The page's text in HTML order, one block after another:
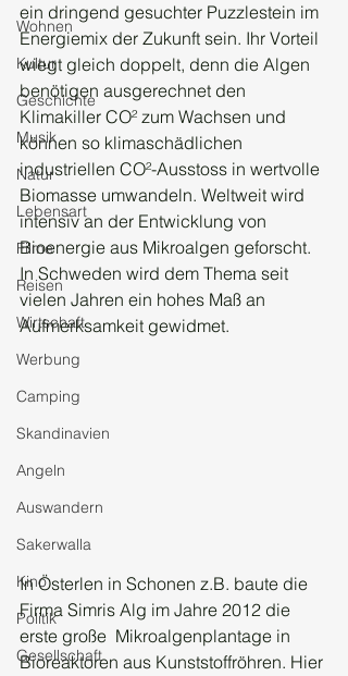
Wohnen
Kultur
Geschichte
Musik
Natur
Lebensart
Filme
Reisen
Wirtschaft
Werbung
Camping
Skandinavien
Angeln
Auswandern
Sakerwalla
Kino
Politik
Gesellschaft
ein dringend gesuchter Puzzlestein im
Energiemix der Zukunft sein. Ihr Vorteil
wiegt gleich doppelt, denn die Algen
benötigen ausgerechnet den
Klimakiller CO² zum Wachsen und
können so klimaschädlichen
industriellen CO²-Ausstoss in wertvolle
Biomasse umwandeln. Weltweit wird
intensiv an der Entwicklung von
Bioenergie aus Mikroalgen geforscht.
In Schweden wird dem Thema seit
vielen Jahren ein hohes Maß an
Aufmerksamkeit gewidmet.
In Österlen in Schonen z.B. baute die
Firma Simris Alg im Jahre 2012 die
erste große  Mikroalgenplantage in
Bioreaktoren aus Kunststoffröhren. Hier